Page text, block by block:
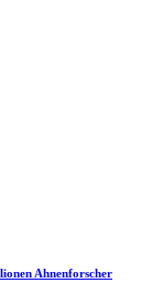
Ahnenforscher